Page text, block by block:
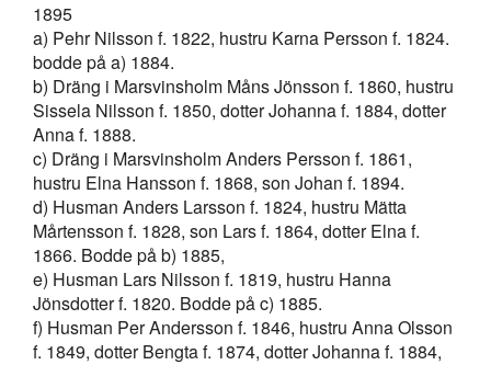
1895
a) Pehr Nilsson f. 1822, hustru Karna Persson f. 1824.
bodde på a) 1884.
b) Dräng i Marsvinsholm Måns Jönsson f. 1860, hustru
Sissela Nilsson f. 1850, dotter Johanna f. 1884, dotter
Anna f. 1888.
c) Dräng i Marsvinsholm Anders Persson f. 1861,
hustru Elna Hansson f. 1868, son Johan f. 1894.
d) Husman Anders Larsson f. 1824, hustru Mätta
Mårtensson f. 1828, son Lars f. 1864, dotter Elna f.
1866. Bodde på b) 1885,
e) Husman Lars Nilsson f. 1819, hustru Hanna
Jönsdotter f. 1820. Bodde på c) 1885.
f) Husman Per Andersson f. 1846, hustru Anna Olsson
f. 1849, dotter Bengta f. 1874, dotter Johanna f. 1884,